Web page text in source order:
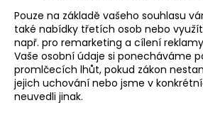
Pouze na základě vašeho souhlasu
také nabídky třetích osob nebo
např. pro remarketing a cílení
Vaše osobní údaje si ponecháváme
promlčecích lhůt, pokud zákon
jejich uchování nebo jsme v
neuvedli jinak.